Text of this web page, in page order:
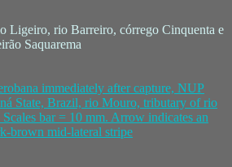
Ligeiro, rio Barreiro, córrego Cinquenta e
Saquarema